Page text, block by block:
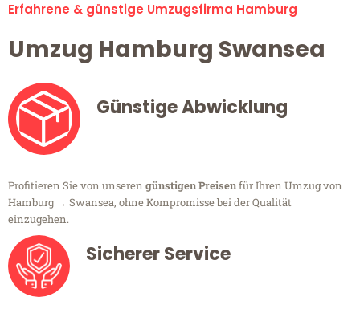
Erfahrene & günstige Umzugsfirma Hamburg
Umzug Hamburg Swansea
Günstige Abwicklung
Profitieren Sie von unseren günstigen Preisenfür Ihren Umzug von
Hamburg → Swansea, ohne Kompromisse bei der Qualität
einzugehen.
Sicherer Service